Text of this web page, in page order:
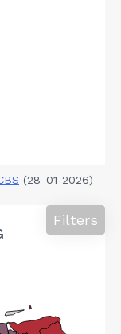
(28-01-2026)
Filters